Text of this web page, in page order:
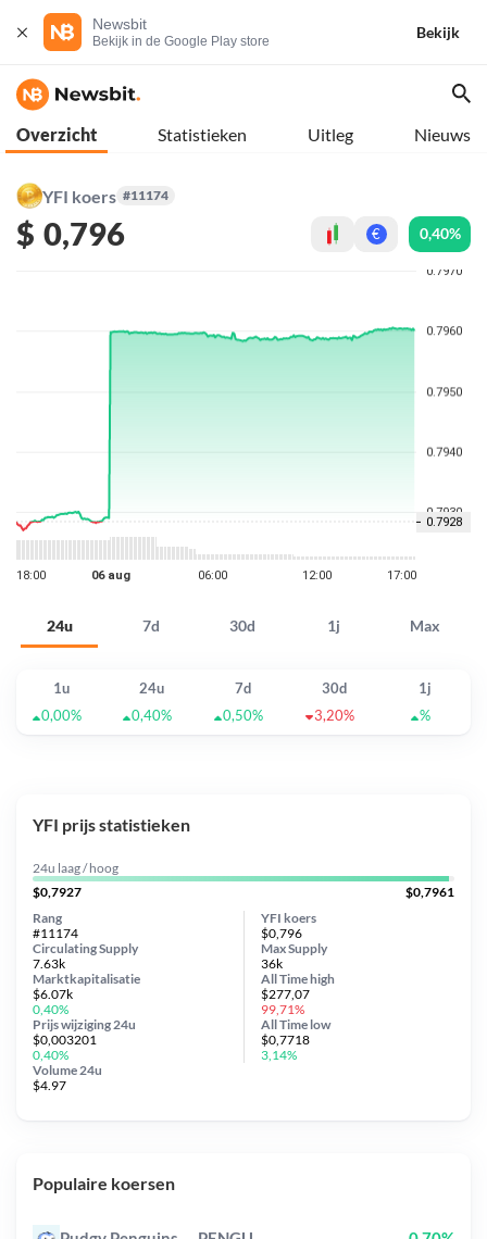
Newsbit
Bekijk in de Google Play store
Bekijk
Overzicht Statistieken Uitleg Nieuws
YFI koers #11174
$ 0,796 € 0,40%
24u 7d 30d 1j Max
1u 24u 7d 30d
1j
0,00%
0,40% 0,50% 3,20% %
YFI prijs statistieken
24u laag / hoog
$0,7927
$0,7961
YFI koers
$0,796
Circulating Supply
7.63k
Prijs wijziging 24u
$0,003201
0,40%
Max Supply
36k
Marktkapitalisatie
$6.07k
0,40%
Volume 24u
$4.97
Rang
#11174
All Timehigh
$277,07
99,71%
All Time low
$0,7718
3,14%
Populaire koersen